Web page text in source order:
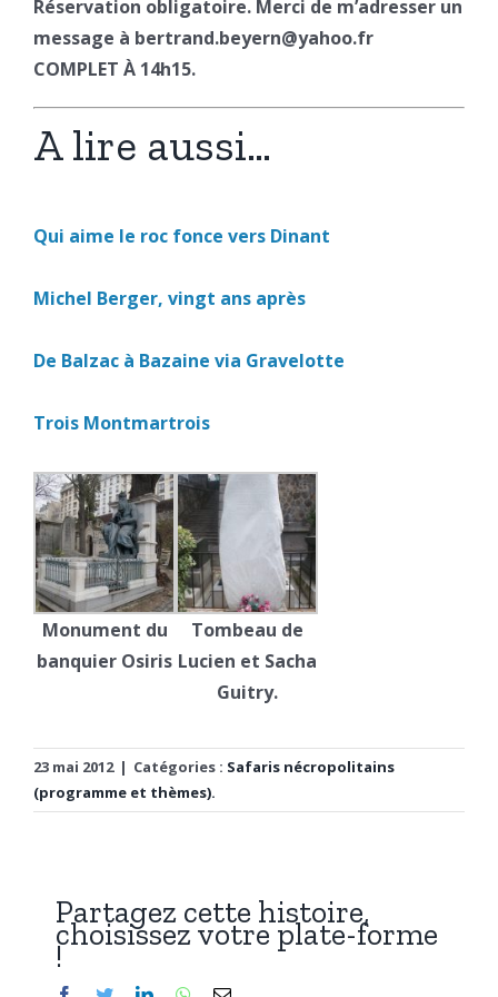
Réservation obligatoire. Merci de m’adresser un
message à bertrand.beyern@yahoo.fr
COMPLET À 14h15.
A lire aussi…
Qui aime le roc fonce vers Dinant
Michel Berger, vingt ans après
De Balzac à Bazaine via Gravelotte
Trois Montmartrois
Monument du
banquier Osiris
Tombeau de
Lucien et Sacha
Guitry.
23 mai 2012 | Catégories : Safaris nécropolitains
(programme et thèmes).
Partagez cette histoire,
choisissez votre plate-forme
!